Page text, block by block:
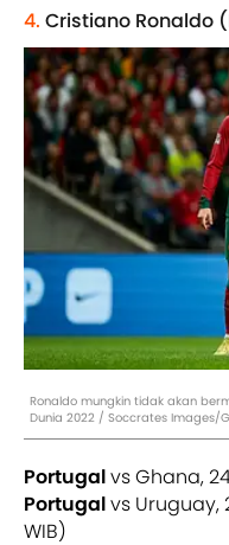
4. Cristiano Ronaldo
Ronaldo mungkin tidak akan
Dunia 2022 / Soccrates Images/
Portugalvs Ghana,
Portugalvs Uruguay,
WIB)